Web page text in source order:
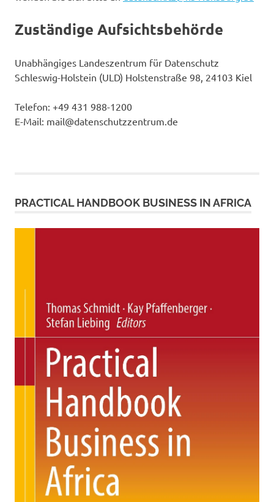
Zuständige Aufsichtsbehörde
Unabhängiges Landeszentrum für Datenschutz
Schleswig-Holstein (ULD) Holstenstraße 98, 24103 Kiel
Telefon: +49 431 988-1200
E-Mail: mail@datenschutzzentrum.de
PRACTICAL HANDBOOK BUSINESS IN AFRICA